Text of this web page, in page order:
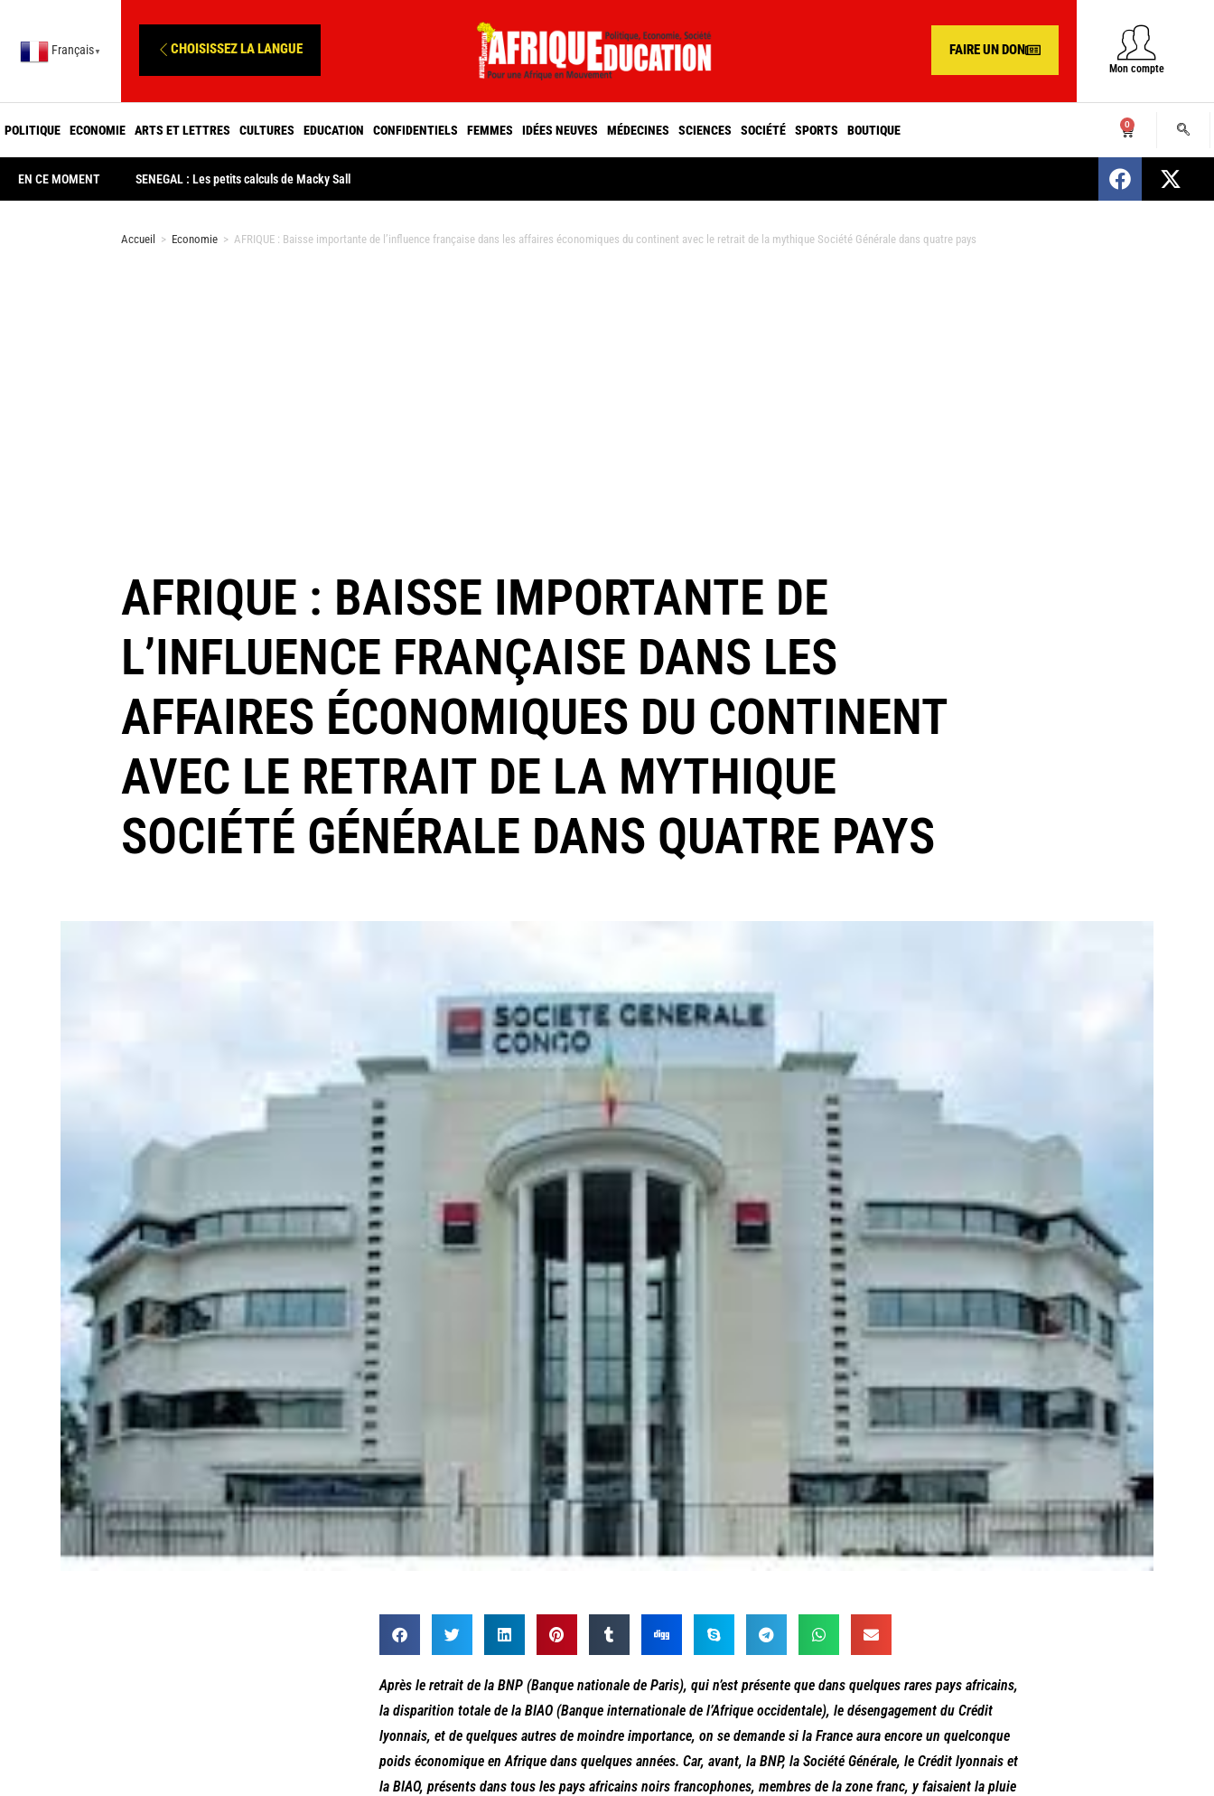
Français ▼ CHOISISSEZ LA LANGUE FAIRE UN DON
Mon compte
POLITIQUE ECONOMIE ARTS ET LETTRES CULTURES EDUCATION CONFIDENTIELS FEMMES IDÉES NEUVES MÉDECINES SCIENCES SOCIÉTÉ SPORTS BOUTIQUE 0
EN CE MOMENT SENEGAL : Les petits calculs de Macky Sall SENEGAL : Nomination d’un nouveau
Accueil > Economie > AFRIQUE : Baisse importante de l’influence française dans les affaires économiques du continent avec le retrait de la mythique Société Générale dans quatre pays
AFRIQUE : BAISSE IMPORTANTE DE
L’INFLUENCE FRANÇAISE DANS LES
AFFAIRES ÉCONOMIQUES DU CONTINENT
AVEC LE RETRAIT DE LA MYTHIQUE
SOCIÉTÉ GÉNÉRALE DANS QUATRE PAYS
Après le retrait de la BNP (Banque nationale de Paris), qui n’est présente que dans quelques rares pays africains,
la disparition totale de la BIAO (Banque internationale de l’Afrique occidentale), le désengagement du Crédit
lyonnais, et de quelques autres de moindre importance, on se demande si la France aura encore un quelconque
poids économique en Afrique dans quelques années. Car, avant, la BNP, la Société Générale, le Crédit lyonnais et
la BIAO, présents dans tous les pays africains noirs francophones, membres de la zone franc, y faisaient la pluie